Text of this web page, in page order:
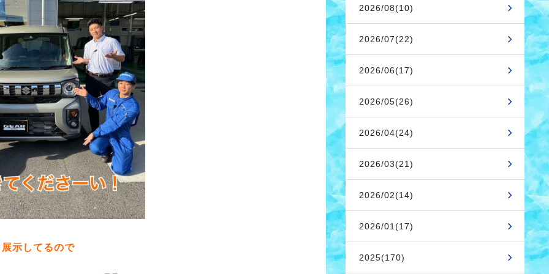
展示してるので
2026/08(10)
2026/07(22)
2026/06(17)
2026/05(26)
2026/04(24)
2026/03(21)
2026/02(14)
2026/01(17)
2025(170)